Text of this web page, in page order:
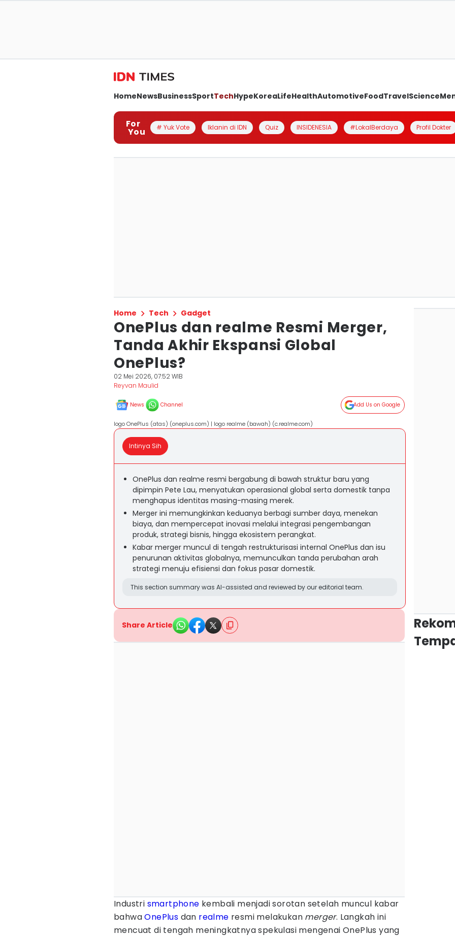
HomeNewsBusinessSportTechHypeKoreaLifeHealthAutomotiveFoodTravelScience
For
You # Yuk Vote Iklanin di IDN Quiz INSIDENESIA #LokalBerdaya Profil Dokter
Home Tech Gadget
OnePlus dan realme Resmi Merger,
Tanda Akhir Ekspansi Global
OnePlus?
02 Mei 2026, 07:52 WIB
Reyvan Maulid
News Channel Add Us on Google
logo OnePlus (atas) (oneplus.com) | logo realme (bawah) (c.realme.com)
Intinya Sih
OnePlus dan realme resmi bergabung di bawah struktur baru yang
dipimpin Pete Lau, menyatukan operasional global serta domestik tanpa
menghapus identitas masing-masing merek.
Merger ini memungkinkan keduanya berbagi sumber daya, menekan
biaya, dan mempercepat inovasi melalui integrasi pengembangan
produk, strategi bisnis, hingga ekosistem perangkat.
Kabar merger muncul di tengah restrukturisasi internal OnePlus dan isu
penurunan aktivitas globalnya, memunculkan tanda perubahan arah
strategi menuju efisiensi dan fokus pasar domestik.
This section summary was AI-assisted and reviewed by our editorial team.
Share Article
Industri smartphone kembali menjadi sorotan setelah muncul kabar
bahwaOnePlus dan realme resmi melakukan merger. Langkah ini
mencuat di tengah meningkatnya spekulasi mengenai OnePlus yang